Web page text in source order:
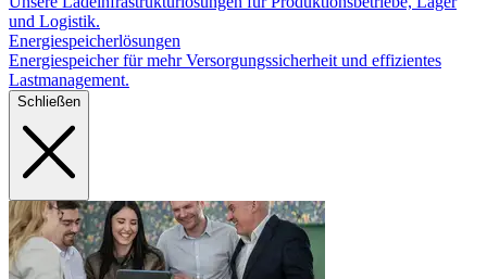
und Logistik.
Energiespeicherlösungen
Energiespeicher für mehr Versorgungssicherheit und effizientes
Lastmanagement.
Schließen